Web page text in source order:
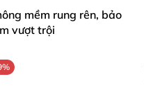
mềm rung rên, bảo
vượt trội